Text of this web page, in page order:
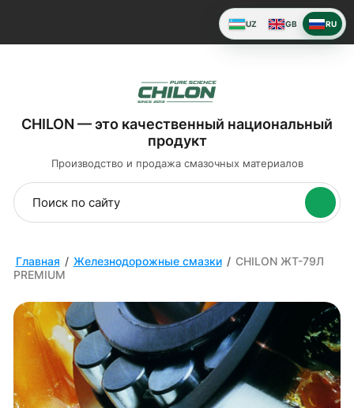
CHILON — это качественный национальный
продукт
Производство и продажа смазочных материалов
Главная / Железнодорожные смазки / CHILON ЖТ-79Л
PREMIUM
UZ GB RU